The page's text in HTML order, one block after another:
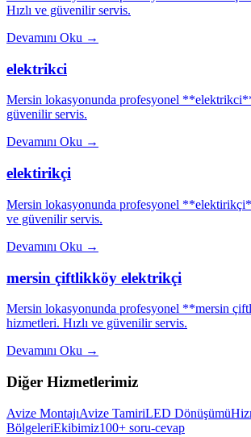
Hızlı ve güvenilir servis.
Devamını Oku →
elektrikci
Mersin lokasyonunda profesyonel
güvenilir servis.
Devamını Oku →
elektirikçi
Mersin lokasyonunda profesyonel
ve güvenilir servis.
Devamını Oku →
mersin çiftlikköy elektrikçi
Mersin lokasyonunda profesyonel **mersin
hizmetleri. Hızlı ve güvenilir servis.
Devamını Oku →
Diğer Hizmetlerimiz
Avize MontajıAvize TamiriLED Dönüşümü
BölgeleriEkibimiz100+ soru-cevap